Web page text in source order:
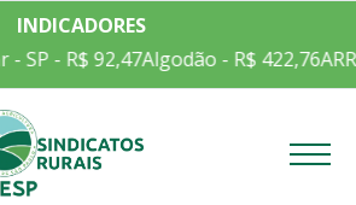
INDICADORES
- SP - R$ 92,47Algodão - R$ 422,76